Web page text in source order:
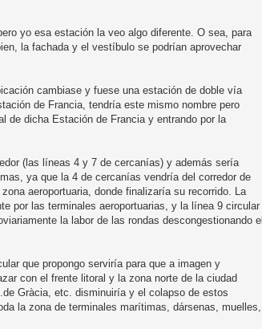
yo esa estación la veo algo diferente. O sea, para
la fachada y el vestíbulo se podrían aprovechar
cambiase y fuese una estación de doble vía
de Francia, tendría este mismo nombre pero
de dicha Estación de Francia y entrando por la
(las líneas 4 y 7 de cercanías) y además sería
ya que la 4 de cercanías vendría del corredor de
aeroportuaria, donde finalizaría su recorrido. La
por las terminales aeroportuarias, y la línea 9 circular
la labor de las rondas descongestionando el
que propongo serviría para que a imagen y
con el frente litoral y la zona norte de la ciudad
Gràcia, etc. disminuiría y el colapso de estos
la zona de terminales marítimas, dársenas, muelles,